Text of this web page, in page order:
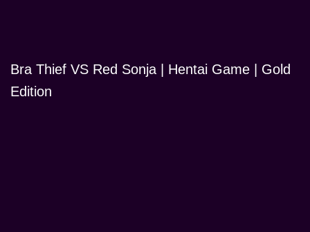
Bra Thief VS Red Sonja | Hentai Game | Gold
Edition